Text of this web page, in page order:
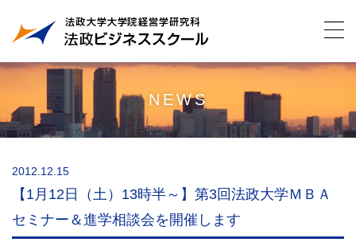
NEWS
2012.12.15
【1月12日（土）13時半～】第3回法政大学ＭＢＡ
セミナー＆進学相談会を開催します